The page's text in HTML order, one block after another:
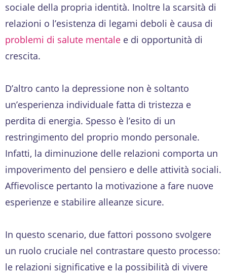
sociale della propria identità. Inoltre la scarsità di
relazioni o l’esistenza di legami deboli è causa di
problemi di salute mentale e di opportunità di
crescita.
D’altro canto la depressione non è soltanto
un’esperienza individuale fatta di tristezza e
perdita di energia. Spesso è l’esito di un
restringimento del proprio mondo personale.
Infatti, la diminuzione delle relazioni comporta un
impoverimento del pensiero e delle attività sociali.
Affievolisce pertanto la motivazione a fare nuove
esperienze e stabilire alleanze sicure.
In questo scenario, due fattori possono svolgere
un ruolo cruciale nel contrastare questo processo:
le relazioni significative e la possibilità di vivere